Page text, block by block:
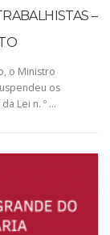
–
o Ministro
os
Lei n. º …